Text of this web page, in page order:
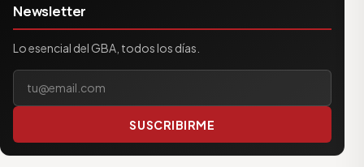
Newsletter
Lo esencial del GBA, todos los días.
Tu correo electrónico
SUSCRIBIRME